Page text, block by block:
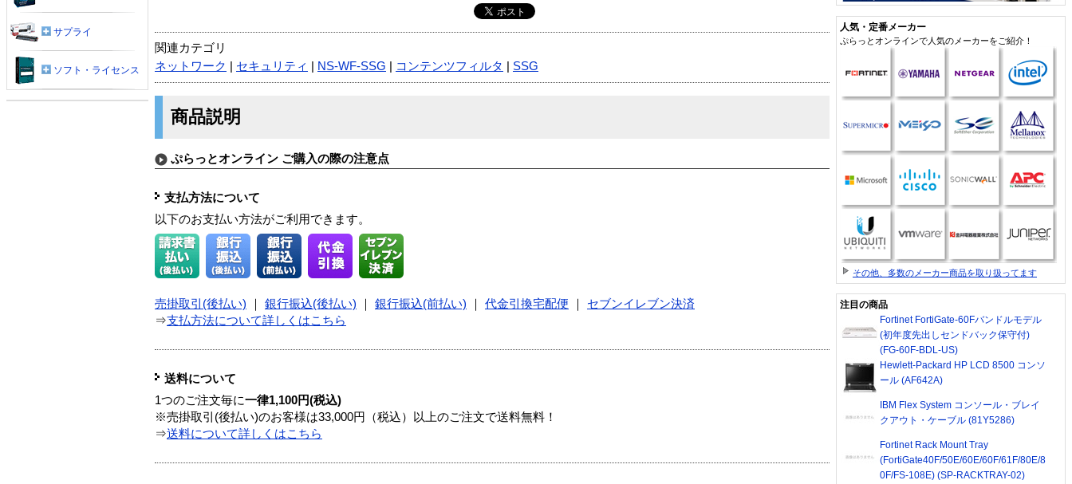
関連カテゴリ
ネットワーク
セキュリティ NS-WF-SSG コンテンツフィルタ SSG
商品説明
ぷらっとオンライン ご購入の際の注意点
支払方法について
以下のお支払い方法がご利用できます。
売掛取引(後払い) 銀行振込(後払い) 銀行振込(前払い) 代金引換宅配便
セブンイレブン決済
⇒支払方法について詳しくはこちら
送料について
1つのご注文毎に一律1,100円(税込)
※売掛取引(後払い)のお客様は33,000円（税込）以上のご注文で送料無料！
⇒送料について詳しくはこちら
サプライ
ソフト・ライセンス
人気・定番メーカー
ぷらっとオンラインで人気のメーカーをご紹介！
その他、多数のメーカー商品を取り扱ってます
注目の商品
Fortinet FortiGate-60Fバンドルモデル
(初年度先出しセンドバック保守付)
(FG-60F-BDL-US)
Hewlett-Packard HP LCD 8500 コンソ
ール (AF642A)
IBM Flex System コンソール・ブレイ
クアウト・ケーブル (81Y5286)
Fortinet Rack Mount Tray
(FortiGate40F/50E/60E/60F/61F/80E/8
0F/FS-108E) (SP-RACKTRAY-02)